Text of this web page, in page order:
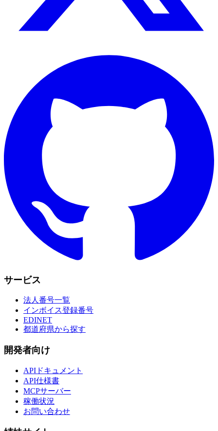
サービス
法人番号一覧
インボイス登録番号
EDINET
都道府県から探す
開発者向け
APIドキュメント
API仕様書
MCPサーバー
稼働状況
お問い合わせ